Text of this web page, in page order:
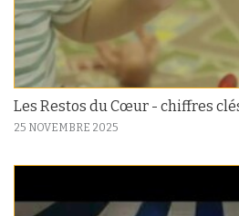
Les Restos du Cœur - chiffres
25 NOVEMBRE 2025